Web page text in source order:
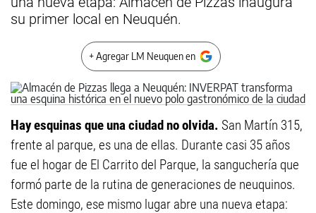
su primer local en Neuquén.
+ Agregar LM Neuquen en
Hay esquinas que una ciudad no olvida. San Martín 315,
frente al parque, es una de ellas. Durante casi 35 años
fue el hogar de El Carrito del Parque, la sanguchería que
formó parte de la rutina de generaciones de neuquinos.
Este domingo, ese mismo lugar abre una nueva etapa: